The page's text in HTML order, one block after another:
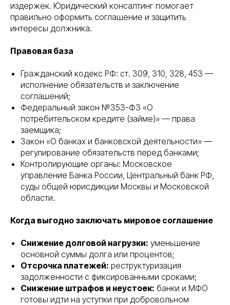
издержек. Юридический консалтинг помогает
правильно оформить соглашение и защитить
интересы должника.
Правовая база
Гражданский кодекс РФ: ст. 309, 310, 328, 453 —
исполнение обязательств и заключение
соглашений;
Федеральный закон №353-ФЗ «О
потребительском кредите (займе)» — права
заемщика;
Закон «О банках и банковской деятельности» —
регулирование обязательств перед банками;
Контролирующие органы: Московское
управление Банка России, Центральный банк РФ,
суды общей юрисдикции Москвы и Московской
области.
Когда выгодно заключать мировое соглашение
Снижение долговой нагрузки: уменьшение
основной суммы долга или процентов;
Отсрочка платежей: реструктуризация
задолженности с фиксированными сроками;
Снижение штрафов и неустоек: банки и МФО
готовы идти на уступки при добровольном